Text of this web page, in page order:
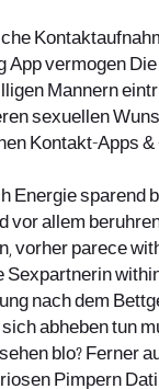
vermogen
Mannern
sexuellen
Kontakt-Apps
Energie sparend
vor allem
vorher parece
nach dem
abheben tun
blo?
Pimpern